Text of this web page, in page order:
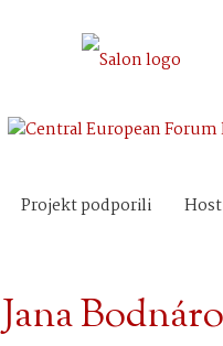
Projekt podporili
Jana